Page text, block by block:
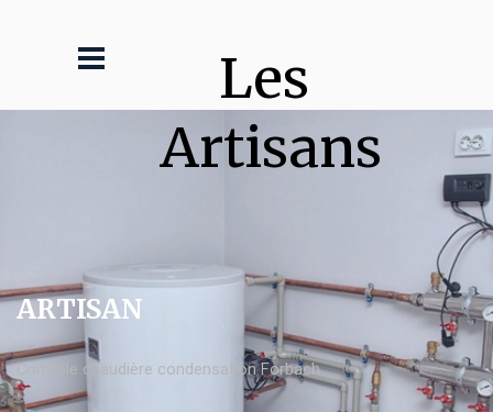
Les
Artisans
ARTISAN
Contrôle chaudière condensation Forbach